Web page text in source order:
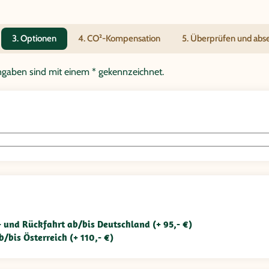
3. Optionen 4. CO²-Kompensation 5. Überprüfen und
sind mit einem * gekennzeichnet.
Rückfahrt ab/bis Deutschland (+ 95,- €)
bis Österreich (+ 110,- €)